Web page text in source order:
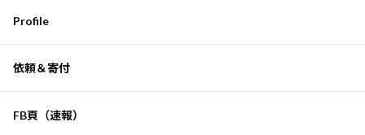
Profile
依頼＆寄付
FB頁（速報）